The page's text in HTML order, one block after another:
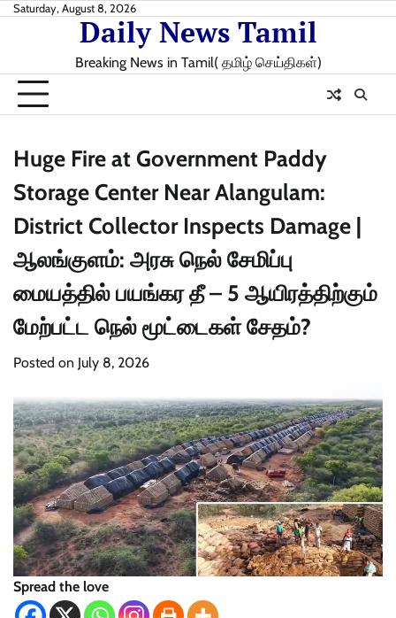
SkipSaturday, August 8, 2026
Daily News Tamil
Breaking News in Tamil( தமிழ் செய்திகள்)
Huge Fire at Government Paddy
Storage Center Near Alangulam:
District Collector Inspects Damage |
ஆலங்குளம்: அரசு நெல் சேமிப்பு
மையத்தில் பயங்கர தீ – 5 ஆயிரத்திற்கும்
மேற்பட்ட நெல் மூட்டைகள் சேதம்?
Posted on July 8, 2026
Spread the love